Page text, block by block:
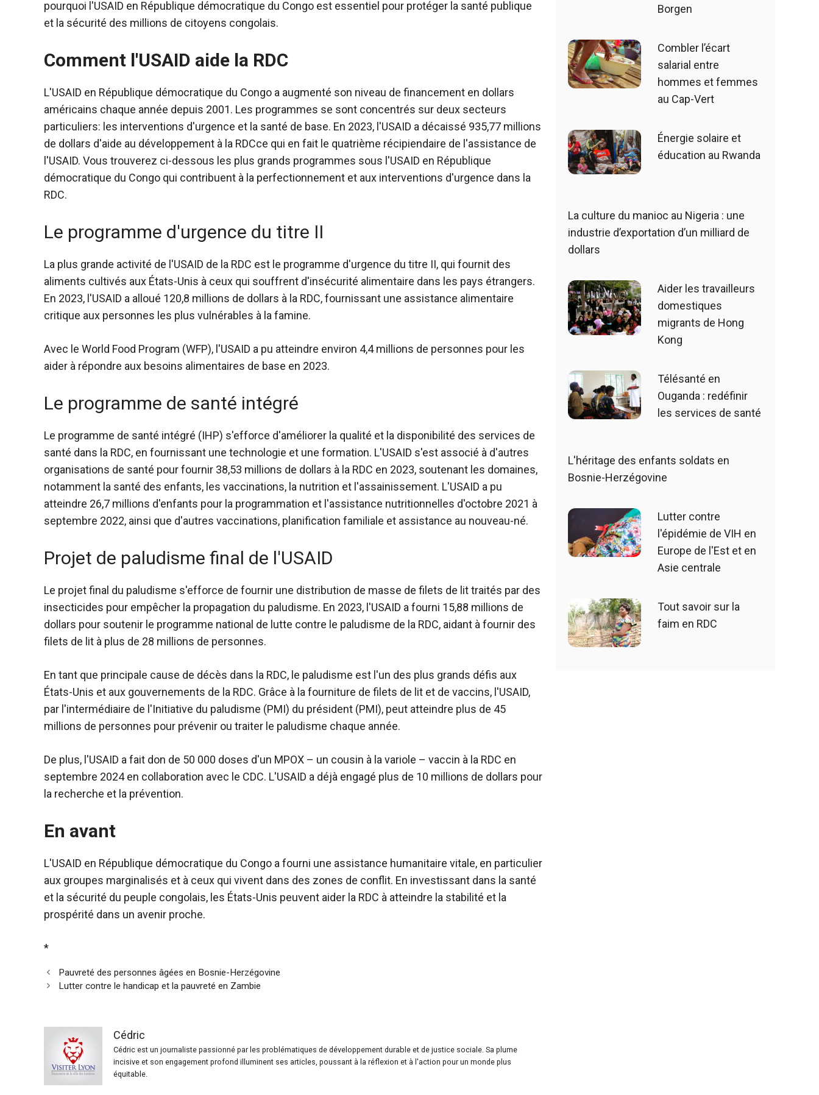
pourquoi l'USAID en République démocratique du Congo est essentiel pour protéger la santé publique
et la sécurité des millions de citoyens congolais.
Comment l'USAID aide la RDC
L'USAID en République démocratique du Congo a augmenté son niveau de financement en dollars
américains chaque année depuis 2001. Les programmes se sont concentrés sur deux secteurs
particuliers: les interventions d'urgence et la santé de base. En 2023, l'USAID a décaissé 935,77 millions
de dollars d'aide au développement à la RDCce qui en fait le quatrième récipiendaire de l'assistance de
l'USAID. Vous trouverez ci-dessous les plus grands programmes sous l'USAID en République
démocratique du Congo qui contribuent à la perfectionnement et aux interventions d'urgence dans la
RDC.
Le programme d'urgence du titre II
La plus grande activité de l'USAID de la RDC est le programme d'urgence du titre II, qui fournit des
aliments cultivés aux États-Unis à ceux qui souffrent d'insécurité alimentaire dans les pays étrangers.
En 2023, l'USAID a alloué 120,8 millions de dollars à la RDC, fournissant une assistance alimentaire
critique aux personnes les plus vulnérables à la famine.
Avec le World Food Program (WFP), l'USAID a pu atteindre environ 4,4 millions de personnes pour les
aider à répondre aux besoins alimentaires de base en 2023.
Le programme de santé intégré
Le programme de santé intégré (IHP) s'efforce d'améliorer la qualité et la disponibilité des services de
santé dans la RDC, en fournissant une technologie et une formation. L'USAID s'est associé à d'autres
organisations de santé pour fournir 38,53 millions de dollars à la RDC en 2023, soutenant les domaines,
notamment la santé des enfants, les vaccinations, la nutrition et l'assainissement. L'USAID a pu
atteindre 26,7 millions d'enfants pour la programmation et l'assistance nutritionnelles d'octobre 2021 à
septembre 2022, ainsi que d'autres vaccinations, planification familiale et assistance au nouveau-né.
Projet de paludisme final de l'USAID
Le projet final du paludisme s'efforce de fournir une distribution de masse de filets de lit traités par des
insecticides pour empêcher la propagation du paludisme. En 2023, l'USAID a fourni 15,88 millions de
dollars pour soutenir le programme national de lutte contre le paludisme de la RDC, aidant à fournir des
filets de lit à plus de 28 millions de personnes.
En tant que principale cause de décès dans la RDC, le paludisme est l'un des plus grands défis aux
États-Unis et aux gouvernements de la RDC. Grâce à la fourniture de filets de lit et de vaccins, l'USAID,
par l'intermédiaire de l'Initiative du paludisme (PMI) du président (PMI), peut atteindre plus de 45
millions de personnes pour prévenir ou traiter le paludisme chaque année.
De plus, l'USAID a fait don de 50 000 doses d'un MPOX – un cousin à la variole – vaccin à la RDC en
septembre 2024 en collaboration avec le CDC. L'USAID a déjà engagé plus de 10 millions de dollars pour
la recherche et la prévention.
En avant
L'USAID en République démocratique du Congo a fourni une assistance humanitaire vitale, en particulier
aux groupes marginalisés et à ceux qui vivent dans des zones de conflit. En investissant dans la santé
et la sécurité du peuple congolais, les États-Unis peuvent aider la RDC à atteindre la stabilité et la
prospérité dans un avenir proche.
*
Pauvreté des personnes âgées en Bosnie-Herzégovine
Lutter contre le handicap et la pauvreté en Zambie
Cédric
Cédric est un journaliste passionné par les problématiques de développement durable et de justice sociale. Sa plume
incisive et son engagement profond illuminent ses articles, poussant à la réflexion et à l'action pour un monde plus
équitable.
Borgen
Combler l’écart
salarial entre
hommes et femmes
au Cap-Vert
Énergie solaire et
éducation au Rwanda
La culture du manioc au Nigeria : une
industrie d’exportation d’un milliard de
dollars
Aider les travailleurs
domestiques
migrants de Hong
Kong
Télésanté en
Ouganda : redéfinir
les services de santé
L'héritage des enfants soldats en
Bosnie-Herzégovine
Lutter contre
l'épidémie de VIH en
Europe de l'Est et en
Asie centrale
Tout savoir sur la
faim en RDC